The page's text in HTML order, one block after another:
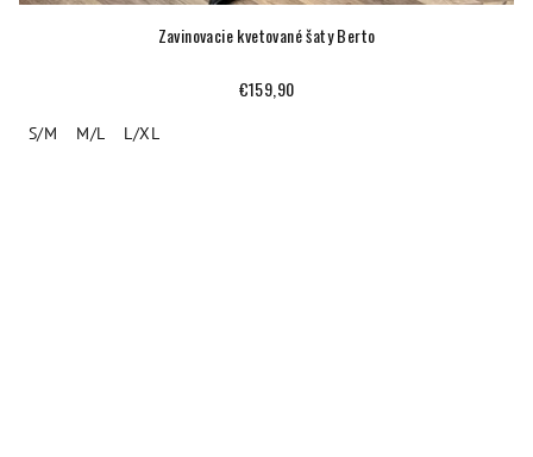
Zavinovacie kvetované šaty Berto
€159,90
S/M M/L L/XL